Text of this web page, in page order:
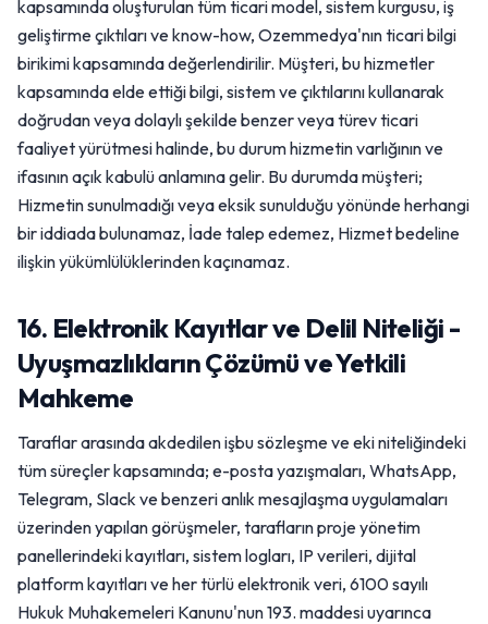
kapsamında oluşturulan tüm ticari model, sistem kurgusu, iş
geliştirme çıktıları ve know-how, Ozemmedya'nın ticari bilgi
birikimi kapsamında değerlendirilir. Müşteri, bu hizmetler
kapsamında elde ettiği bilgi, sistem ve çıktılarını kullanarak
doğrudan veya dolaylı şekilde benzer veya türev ticari
faaliyet yürütmesi halinde, bu durum hizmetin varlığının ve
ifasının açık kabulü anlamına gelir. Bu durumda müşteri;
Hizmetin sunulmadığı veya eksik sunulduğu yönünde herhangi
bir iddiada bulunamaz, İade talep edemez, Hizmet bedeline
ilişkin yükümlülüklerinden kaçınamaz.
16. Elektronik Kayıtlar ve Delil Niteliği -
Uyuşmazlıkların Çözümü ve Yetkili
Mahkeme
Taraflar arasında akdedilen işbu sözleşme ve eki niteliğindeki
tüm süreçler kapsamında; e-posta yazışmaları, WhatsApp,
Telegram, Slack ve benzeri anlık mesajlaşma uygulamaları
üzerinden yapılan görüşmeler, tarafların proje yönetim
panellerindeki kayıtları, sistem logları, IP verileri, dijital
platform kayıtları ve her türlü elektronik veri, 6100 sayılı
Hukuk Muhakemeleri Kanunu'nun 193. maddesi uyarınca